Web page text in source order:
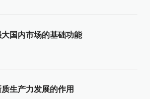
国内市场的基础功能
生产力发展的作用